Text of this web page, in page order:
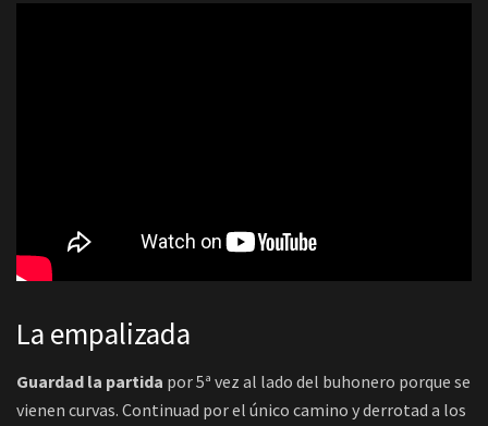
La empalizada
Guardad la partida por 5ª vez al lado del buhonero porque se
vienen curvas. Continuad por el único camino y derrotad a los